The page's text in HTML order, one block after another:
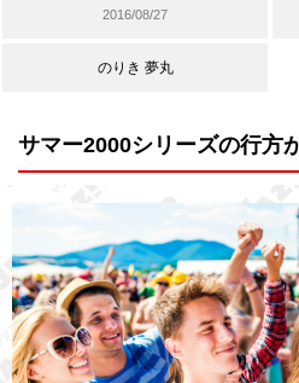
2016/08/27
のりき 夢丸
サマー2000シリーズの行方